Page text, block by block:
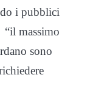
i pubblici
massimo
sono